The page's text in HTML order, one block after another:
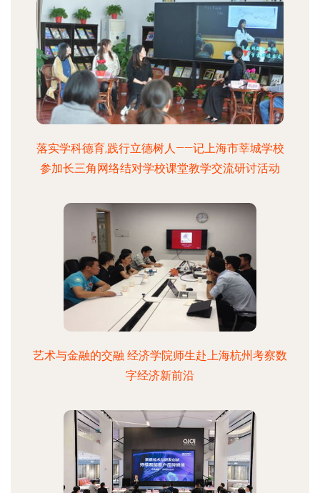
落实学科德育,践行立德树人——记上海市莘城学校
参加长三角网络结对学校课堂教学交流研讨活动
艺术与金融的交融 经济学院师生赴上海杭州考察数
字经济新前沿